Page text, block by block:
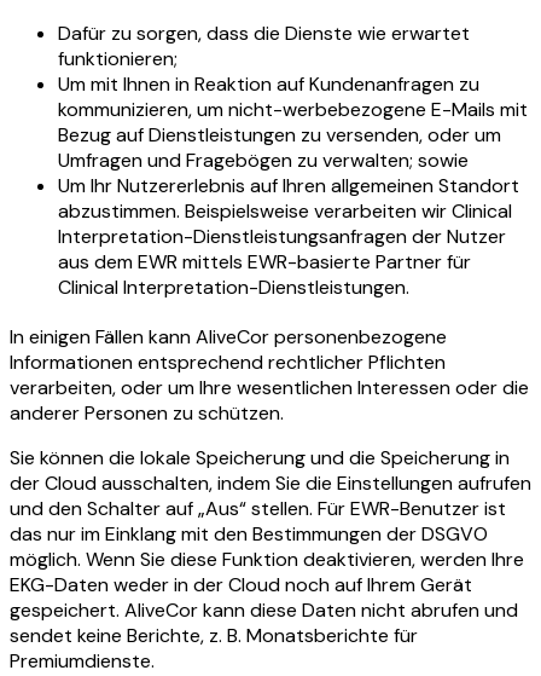
Dafür zu sorgen, dass die Dienste wie erwartet
funktionieren;
Um mit Ihnen in Reaktion auf Kundenanfragen zu
kommunizieren, um nicht-werbebezogene E-Mails mit
Bezug auf Dienstleistungen zu versenden, oder um
Umfragen und Fragebögen zu verwalten; sowie
Um Ihr Nutzererlebnis auf Ihren allgemeinen Standort
abzustimmen. Beispielsweise verarbeiten wir Clinical
Interpretation-Dienstleistungsanfragen der Nutzer
aus dem EWR mittels EWR-basierte Partner für
Clinical Interpretation-Dienstleistungen.
In einigen Fällen kann AliveCor personenbezogene
Informationen entsprechend rechtlicher Pflichten
verarbeiten, oder um Ihre wesentlichen Interessen oder die
anderer Personen zu schützen.
Sie können die lokale Speicherung und die Speicherung in
der Cloud ausschalten, indem Sie die Einstellungen aufrufen
und den Schalter auf „Aus“ stellen. Für EWR-Benutzer ist
das nur im Einklang mit den Bestimmungen der DSGVO
möglich. Wenn Sie diese Funktion deaktivieren, werden Ihre
EKG-Daten weder in der Cloud noch auf Ihrem Gerät
gespeichert. AliveCor kann diese Daten nicht abrufen und
sendet keine Berichte, z. B. Monatsberichte für
Premiumdienste.